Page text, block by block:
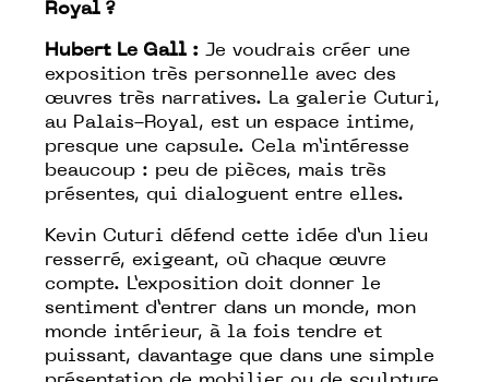
Royal ?
Hubert Le Gall : Je voudrais créer une
exposition très personnelle avec des
œuvres très narratives. La galerie Cuturi,
au Palais-Royal, est un espace intime,
presque une capsule. Cela m’intéresse
beaucoup : peu de pièces, mais très
présentes, qui dialoguent entre elles.
Kevin Cuturi défend cette idée d’un lieu
resserré, exigeant, où chaque œuvre
compte. L’exposition doit donner le
sentiment d’entrer dans un monde, mon
monde intérieur, à la fois tendre et
puissant, davantage que dans une simple